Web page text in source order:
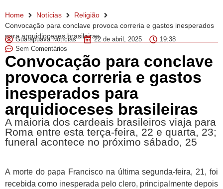
Home Notícias
Religião
Convocação para conclave provoca correria e gastos inesperados
para arquidioceses brasileiras
Guarapuava Notícias 22 de abril, 2025
19:38
Sem Comentários
Convocação para conclave
provoca correria e gastos
inesperados para
arquidioceses brasileiras
A maioria dos cardeais brasileiros viaja para
Roma entre esta terça-feira, 22 e quarta, 23;
funeral acontece no próximo sábado, 25
A morte do papa Francisco na última segunda-feira, 21, foi
recebida como inesperada pelo clero, principalmente depois